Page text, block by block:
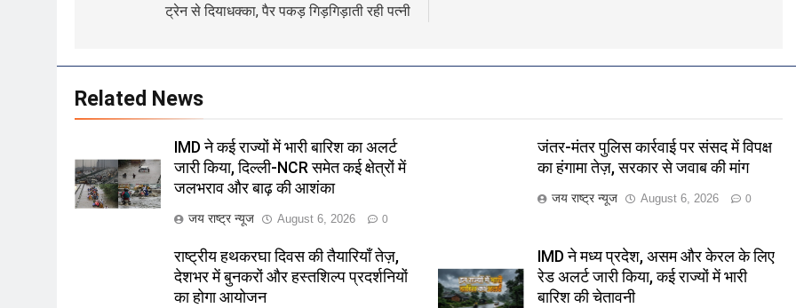
ट्रेन से दियाधक्का, पैर पकड़ गिड़गिड़ाती रही पत्नी
Related News
IMD ने कई राज्यों में भारी बारिश का अलर्ट
जारी किया, दिल्ली-NCR समेत कई क्षेत्रों में
जलभराव और बाढ़ की आशंका
जय राष्ट्र न्यूज August 6, 2026 0
जंतर-मंतर पुलिस कार्रवाई पर संसद में विपक्ष
का हंगामा तेज़, सरकार से जवाब की मांग
जय राष्ट्र न्यूज August 6, 2026 0
राष्ट्रीय हथकरघा दिवस की तैयारियाँ तेज़,
देशभर में बुनकरों और हस्तशिल्प प्रदर्शनियों
का होगा आयोजन
IMD ने मध्य प्रदेश, असम और केरल के लिए
रेड अलर्ट जारी किया, कई राज्यों में भारी
बारिश की चेतावनी